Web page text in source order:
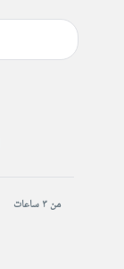
من ٣ ساعات